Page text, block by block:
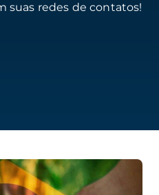
suas redes de contatos!